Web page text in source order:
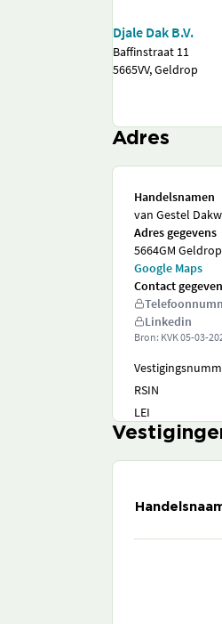
Djale Dak B.V.
Baffinstraat 11
5665VV, Geldrop
Adres
Handelsnamen
van Gestel
Adres gegevens
5664GM Geldrop
Google Maps
Contact
Linkedin
Bron: KVK05-03-
RSIN
LEI